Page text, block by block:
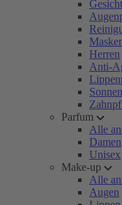
Herren
Anti-
Parfum
Alle
Damen
Unisex
Make-up
Alle
Augen